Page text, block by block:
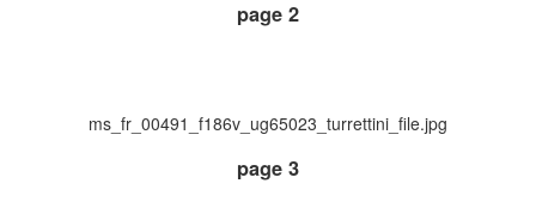
page 2
ms_fr_00491_f186v_ug65023_turrettini_file.jpg
page 3